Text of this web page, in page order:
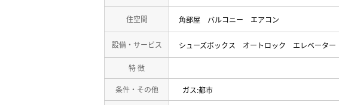
住空間 角部屋 バルコニー エアコン
設備・サービス シューズボックス オートロック エレベーター
特 徴
条件・その他 ガス:都市